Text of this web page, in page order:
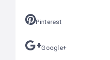
Pinterest
Google+